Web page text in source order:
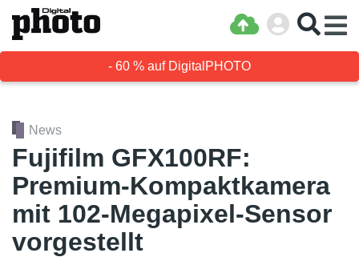
- 60 % auf DigitalPHOTO
News
Fujifilm GFX100RF:
Premium-Kompaktkamera
mit 102-Megapixel-Sensor
vorgestellt